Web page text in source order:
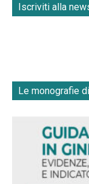
Iscriviti alla
Le monografie